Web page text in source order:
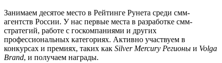
Занимаем десятое место в Рейтинге Рунета среди смм-
агентств России. У нас первые места в разработке смм-
стратегий, работе с госкомпаниями и других
профессиональных категориях. Активно участвуем в
конкурсах и премиях, таких как Silver Mercury Регионы и Volga
Brand, и получаем награды.